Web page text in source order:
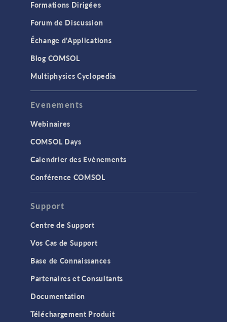
Formations Dirigées
Forum de Discussion
Échange d'Applications
Blog COMSOL
Multiphysics Cyclopedia
Evenements
Webinaires
COMSOL Days
Calendrier des Evènements
Conférence COMSOL
Support
Centre de Support
Vos Cas de Support
Base de Connaissances
Partenaires et Consultants
Documentation
Téléchargement Produit